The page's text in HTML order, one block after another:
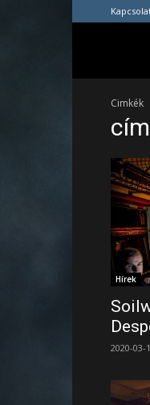
Cimkék
Hírek
2020-03-